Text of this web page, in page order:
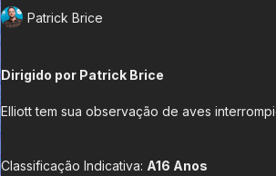
Patrick Brice
Dirigido por Patrick Brice
Elliott tem sua observação de aves
Classificação Indicativa: A16 Anos